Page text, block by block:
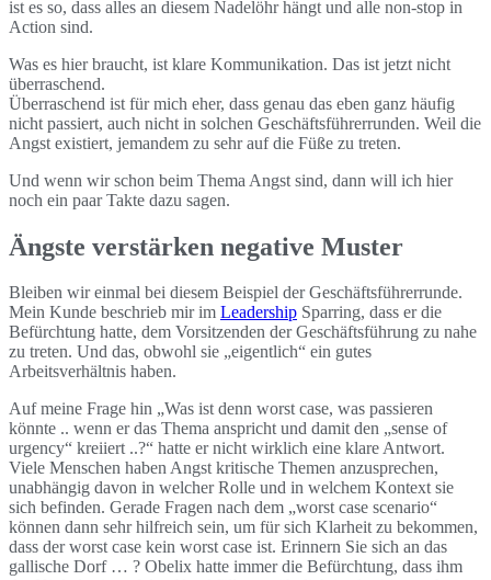
ist es so, dass alles an diesem Nadelöhr hängt und alle non-stop in
Action sind.
Was es hier braucht, ist klare Kommunikation. Das ist jetzt nicht
überraschend.
Überraschend ist für mich eher, dass genau das eben ganz häufig
nicht passiert, auch nicht in solchen Geschäftsführerrunden. Weil die
Angst existiert, jemandem zu sehr auf die Füße zu treten.
Und wenn wir schon beim Thema Angst sind, dann will ich hier
noch ein paar Takte dazu sagen.
Ängste verstärken negative Muster
Bleiben wir einmal bei diesem Beispiel der Geschäftsführerrunde.
Mein Kunde beschrieb mir im Leadership Sparring, dass er die
Befürchtung hatte, dem Vorsitzenden der Geschäftsführung zu nahe
zu treten. Und das, obwohl sie „eigentlich“ ein gutes
Arbeitsverhältnis haben.
Auf meine Frage hin „Was ist denn worst case, was passieren
könnte .. wenn er das Thema anspricht und damit den „sense of
urgency“ kreiiert ..?“ hatte er nicht wirklich eine klare Antwort.
Viele Menschen haben Angst kritische Themen anzusprechen,
unabhängig davon in welcher Rolle und in welchem Kontext sie
sich befinden. Gerade Fragen nach dem „worst case scenario“
können dann sehr hilfreich sein, um für sich Klarheit zu bekommen,
dass der worst case kein worst case ist. Erinnern Sie sich an das
gallische Dorf … ? Obelix hatte immer die Befürchtung, dass ihm